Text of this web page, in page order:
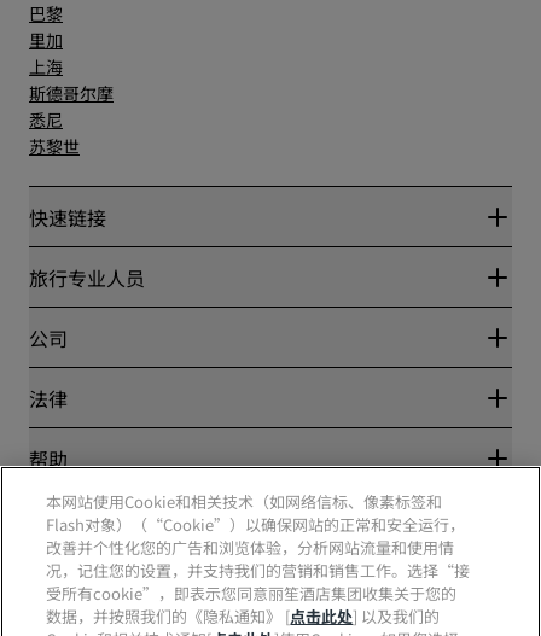
巴黎
里加
上海
斯德哥尔摩
悉尼
苏黎世
快速链接
丽赏会
Blog
目的地
丽笙酒店集团APP
体育认证酒店
家庭友好型酒店
旅行专业人员
合作伙伴
公司
丽笙酒店集团
工作机会 RHG
工作机会 PPHE
工作机会 EHL
The Club by RHG
发展机会
责任经营
采购
法律
隐私中心
丽赏会条款和条件
网站使用协议
数字无障碍
现代奴隶制声明
帮助
消费者警示
联系方式
常见问题
网站地图
社交媒体
丽笙酒店集团品牌
本网站使用Cookie和相关技术（如网络信标、像素标签和
Flash对象）（“Cookie”）以确保网站的正常和安全运行，
改善并个性化您的广告和浏览体验，分析网站流量和使用情
况，记住您的设置，并支持我们的营销和销售工作。选择“接
受所有cookie”，即表示您同意丽笙酒店集团收集关于您的
数据，并按照我们的《隐私通知》 [点击此处] 以及我们的